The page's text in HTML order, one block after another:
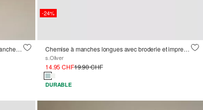
Robe courte en tissu côtelé avec imprimé et manches bouffantes
-24%
Chemise à manches longues avec broderie et impression
s.Oliver
14.95 CHF19.90 CHF
DURABLE